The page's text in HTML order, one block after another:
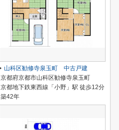
山科区勧修寺泉玉町 中古戸建
京都府京都市山科区勧修寺泉玉町
京都地下鉄東西線「小野」駅 徒歩12分
築42年